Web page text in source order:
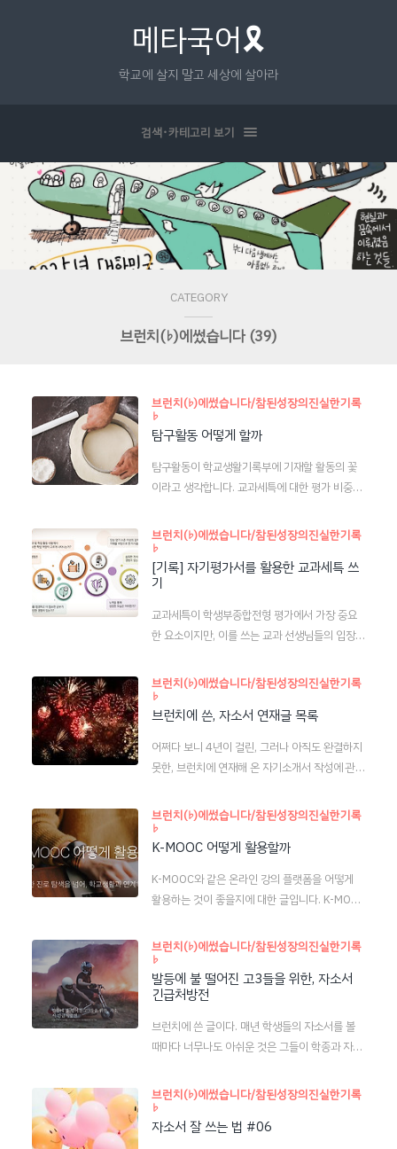
메타국어🎗
학교에 살지 말고 세상에 살아라
검색･카테고리 보기
CATEGORY
브런치(♭)에썼습니다 (39)
브런치(♭)에썼습니다/참된성장의진실한기록
♭
탐구활동 어떻게 할까
탐구활동이 학교생활기록부에 기재할 활동의 꽃
이라고 생각합니다. 교과세특에 대한 평가 비중이
역량과 자기주도성, 전공적합성 모두를 어필할 수
있는 가장 좋은 활동이기 때문입니다. 그러나 기재
요령이 너무 복잡하고 기록에 대한 제약이 많은 것
에 비해, 학교현장 속에서 어떻게 활동하고 어떻게
기록할 수 있는지에 대한 도움은 크게 받을 수 없
었습니다. 이에 도움을 주고자 작성한 글입니다.
은 교과 공부입니다. part 1. 탐구활동을 왜 해야
하나요? part 2. 탐구활동을 하면 학생부 어디에
떻게 적히나요? par..
브런치(♭)에썼습니다/참된성장의진실한기록
♭
[기록] 자기평가서를 활용한 교과세특 쓰
기
교과세특이 학생부종합전형 평가에서 가장 중요
한 요소이지만, 이를 쓰는 교과 선생님들의 입장에
좋다는 확실한 가이드가 있는 것도 아니고, 학생에
따라 개별적으로 적긴 적어야 하는데 그러기에는
학생 한 명 한 명에 대한 이해와 기록에 소요되는
면서도 효과적인 기록에 대해 고민한 결과입니다.
저의 또 다른 글쓰기 플랫폼인 브런치에 썼습니다.
를 활용한 교과세특 쓰기 '2021학년도 서울대학
교 학종 안내서'의 내용을 참고하여, | 달라진 작성
지침과 입시 환경의 변화로 인해, 올해도 교과세특
의 방법을 고민해 봅니다. 매년 기존의 글을 수정
해 오다가 오랜만에 brunc..
브런치(♭)에썼습니다/참된성장의진실한기록
♭
브런치에 쓴, 자소서 연재글 목록
어쩌다 보니 4년이 걸린, 그러나 아직도 완결하지
못한, 브런치에 연재해 온 자기소개서 작성에 관한
22학년도 대입부터는 자소서 문항이 바뀌었습니
다. 2021년에 이 글을 읽는 학생 또는 학부모, 교
사께서는 그 점을 염두에 두고, 구성 및 글감 선정
unch.co.kr/@googeo/37 자소서 잘 쓰는 법
#01 강점이 드러나게, 학생부에 기록된 활동을
관한 글입니다.) 2020. 9. 6. 기존 글의 관점만
유지하고 완전히 새로운 내용으로 수정하였습니
다. 자기� brunch.co.kr https://brunch.co.
브런치(♭)에썼습니다/참된성장의진실한기록
♭
K-MOOC 어떻게 활용할까
K-MOOC와 같은 온라인 강의 플랫폼을 어떻게
활용하는 것이 좋을지에 대한 글입니다. K-MOO
습니다. https://brunch.co.kr/@googeo/57
K-MOOC 어떻게 활용할까? 단순한 진로 탐색을
넘어, 학교생활과 연계하세요 | 학생부종합전형
(이하, ‘학종’)의 중요성이 부각되면서 언제부턴가
K-MOOC가 많은 입시 전문가들과 교육자들의 입
에 오르내리고 있습니다. 학종 초기에는 학교생활
유리한 측면이 분명히 있었던 듯합니다. 왜냐하면,
학교 수업 외에도 ‘자발적으로’, 단순히 ‘궁금해 br
브런치(♭)에썼습니다/참된성장의진실한기록
♭
발등에 불 떨어진 고3들을 위한, 자소서
긴급처방전
브런치에 쓴 글이다. 매년 학생들의 자소서를 볼
때마다 너무나도 아쉬운 것은 그들이 학종과 자소
생활 내내 무관심한 것도 문제인데, 수시를 준비하
는 그 순간까지도 여전히 무관심하다. 대교협에서
운영하는 대입정보포털에 들어가 본 경험조차 없
브런치(♭)에썼습니다/참된성장의진실한기록
♭
자소서 잘 쓰는 법 #06